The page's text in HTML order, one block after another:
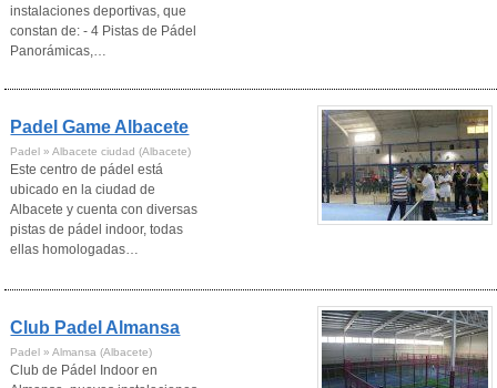
instalaciones deportivas, que
constan de: - 4 Pistas de Pádel
Panorámicas,…
Padel Game Albacete
Padel » Albacete ciudad (Albacete)
Este centro de pádel está
ubicado en la ciudad de
Albacete y cuenta con diversas
pistas de pádel indoor, todas
ellas homologadas…
Club Padel Almansa
Padel » Almansa (Albacete)
Club de Pádel Indoor en